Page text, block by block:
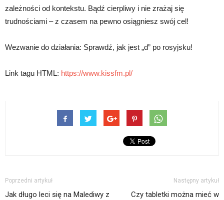
zależności od kontekstu. Bądź cierpliwy i nie zrażaj się
trudnościami – z czasem na pewno osiągniesz swój cel!
Wezwanie do działania: Sprawdź, jak jest „d” po rosyjsku!
Link tagu HTML: https://www.kissfm.pl/
Poprzedni artykuł
Jak długo leci się na Malediwy z
Następny artykuł
Czy tabletki można mieć w